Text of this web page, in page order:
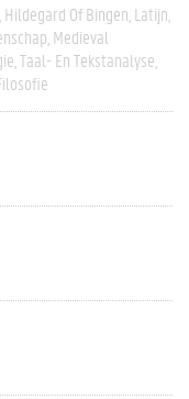
Hildegard Of Bingen Latijn
Medieval
Taal- En Tekstanalyse